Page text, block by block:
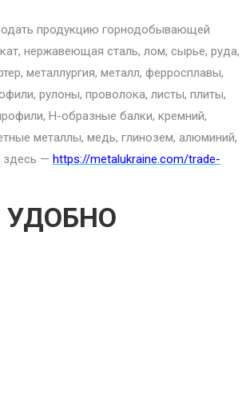
продукцию горнодобывающей
нержавеющая сталь, лом, сырье, руда,
металлургия, металл, ферросплавы,
рулоны, проволока, листы, плиты,
H-образные балки, кремний,
металлы, медь, глинозем, алюминий,
здесь — https://metalukraine.com/trade-
УДОБНО